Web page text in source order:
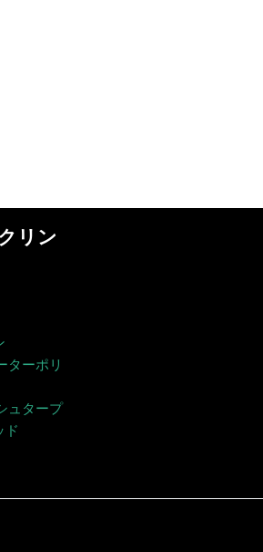
リン
ターポリ
ュタープ
ド